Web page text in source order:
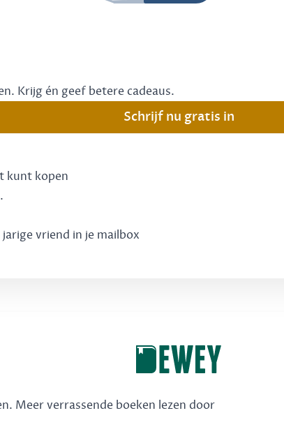
Krijg én geef betere cadeaus.
Schrijf nu gratis in
kunt kopen
vriend in je mailbox
Meer verrassende boeken lezen door